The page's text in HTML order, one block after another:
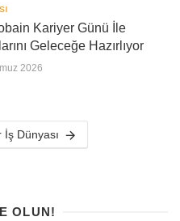
Kariyer Günü İle
Geleceğe Hazırlıyor
2026
Dünyası
OLUN!